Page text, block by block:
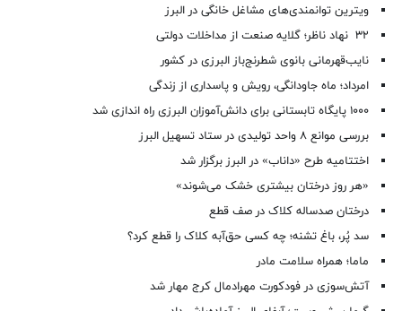
ویترین توانمندی‌های مشاغل خانگی در البرز
۳۲ نهاد ناظر؛ گلایه صنعت از مداخلات دولتی
نایب‌قهرمانی بانوی شطرنج‌باز البرزی در کشور
امرداد؛ ماه جاودانگی، رویش و پاسداری از زندگی
۱۰۰۰ پایگاه تابستانی برای دانش‌آموزان البرزی راه اندازی شد
بررسی موانع ۸ واحد تولیدی در ستاد تسهیل البرز
اختتامیه طرح «داناب» در البرز برگزار شد
«هر روز درختان بیشتری خشک می‌شوند»
درختان صدساله کلاک در صف قطع
سد پُر، باغ تشنه؛ چه کسی حق‌آبه کلاک را قطع کرد؟
ماما؛ همراه سلامت مادر
آتش‌سوزی در فودکورت مهرادمال کرج مهار شد